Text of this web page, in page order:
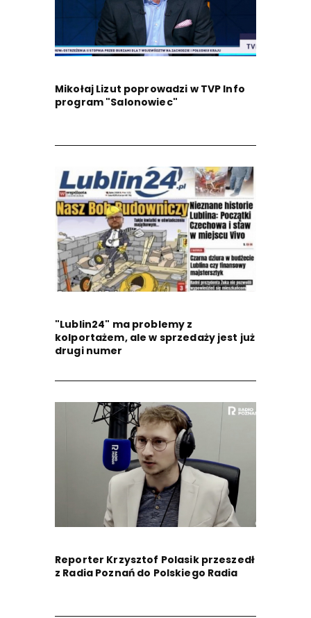
Mikołaj Lizut poprowadzi w TVP Info
program "Salonowiec"
"Lublin24" ma problemy z
kolportażem, ale w sprzedaży jest już
drugi numer
Reporter Krzysztof Polasik przeszedł
z Radia Poznań do Polskiego Radia